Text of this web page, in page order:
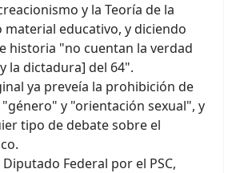
y la Teoría de la
material educativo, y diciendo
historia "no cuentan la verdad
la dictadura] del 64".
ya preveía la prohibición de
y "orientación sexual", y
tipo de debate sobre el
Federal por el PSC,